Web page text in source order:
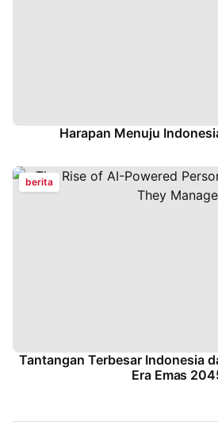
Harapan Menuju
berita
Tantangan Terbesar Indonesia
Era Emas